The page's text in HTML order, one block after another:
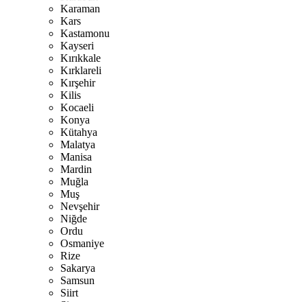
Karaman
Kars
Kastamonu
Kayseri
Kırıkkale
Kırklareli
Kırşehir
Kilis
Kocaeli
Konya
Kütahya
Malatya
Manisa
Mardin
Muğla
Muş
Nevşehir
Niğde
Ordu
Osmaniye
Rize
Sakarya
Samsun
Siirt